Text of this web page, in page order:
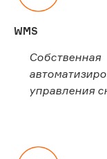
WMS
Собственная
управления